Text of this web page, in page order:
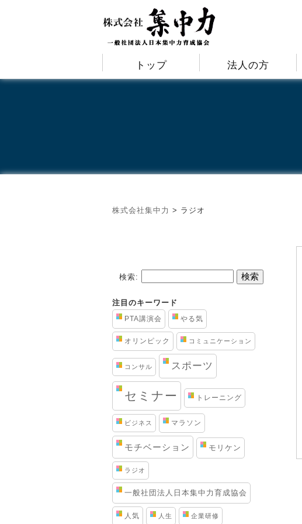
トップ 法人の方
株式会社集中力 > ラジオ
検索:
注目のキーワード
PTA講演会 やる気
オリンピック コミュニケーション
コンサル スポーツ
セミナー トレーニング
ビジネス マラソン
モチベーション モリケン
ラジオ
一般社団法人日本集中力育成協会
人気 人生 企業研修